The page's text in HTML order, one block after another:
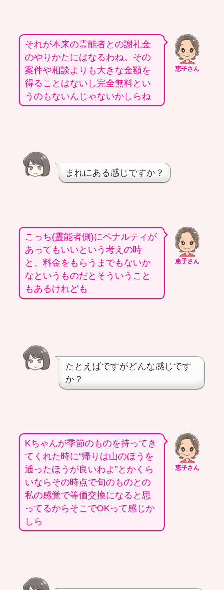
恵子さん
それが本来の霊能者との謝礼金
のやりかたにはなるわね。その
案件や相談よりも大きな金額を
得ることはないし完全無料とい
うのもないんじゃないかしらね
まれにある感じですか？
恵子さん
こっち(霊能者側)にペナルティが
あってもいいという考えの時
と、料金をもらうまでもないか
なというものだとそういうこと
もあるけれども
たとえばですがどんな感じです
か？
恵子さん
Kちゃんが季節のものを持ってき
てくれた時に“帰りは山のほうを
通ったほうが良いわよ”とかくら
いならその時点で旬のものとの
私の感覚で等価交換になると思
ってるからそこでOKって感じか
しら